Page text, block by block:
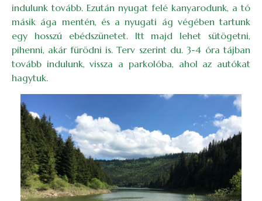
indulunk tovább. Ezután nyugat felé kanyarodunk, a tó
másik ága mentén, és a nyugati ág végében tartunk
egy hosszú ebédszünetet. Itt majd lehet sütögetni,
pihenni, akár fürödni is. Terv szerint du. 3-4 óra tájban
tovább indulunk, vissza a parkolóba, ahol az autókat
hagytuk.
Image